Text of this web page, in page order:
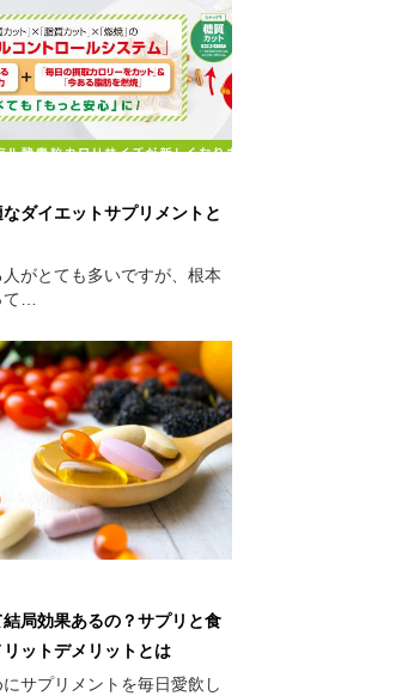
ダイエットサプリメントと
がとても多いですが、根本
…
局効果あるの？サプリと食
ットデメリットとは
サプリメントを毎日愛飲し